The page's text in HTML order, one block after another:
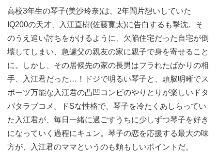
高校3年生の琴子(美沙玲奈)は、2年間片想いしていた
IQ200の天才、入江直樹(佐藤寛太)に告白するも撃沈。そ
のうえ追い討ちをかけるように、欠陥住宅だった自宅が倒
壊してしまい、急遽父の親友の家に親子で身を寄せること
に。しかし、その居候先の家の長男はフラれたばかりの相
手、入江君だった…！ドジで明るい琴子と、頭脳明晰でス
ポーツ万能な入江君の凸凹コンビのやりとりが楽しいドタ
バタラブコメ。ドSな性格で、琴子を冷たくあしらってい
た入江君が、毎日一緒に過ごすうちに少しずつ琴子を好き
になっていく過程にキュン。琴子の恋を応援する最大の味
方が、入江君のママというのも頼もしいポイントだ。